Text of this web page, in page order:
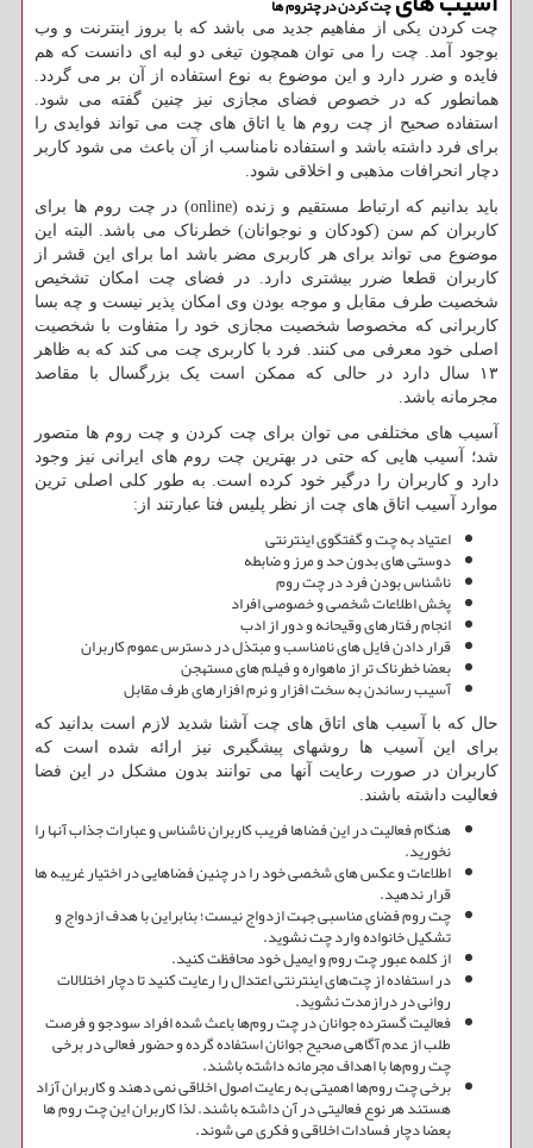
چت کردن در چتروم ها
چت کردن یکی از مفاهیم جدید می باشد که با بروز اینترنت و وب
بوجود آمد. چت را می توان همچون تیغی دو لبه ای دانست که هم
فایده و ضرر دارد و این موضوع به نوع استفاده از آن بر می گردد.
همانطور که در خصوص فضای مجازی نیز چنین گفته می شود.
استفاده صحیح از چت روم ها یا اتاق های چت می تواند فوایدی را
برای فرد داشته باشد و استفاده نامناسب از آن باعث می شود کاربر
دچار انحرافات مذهبی و اخلاقی شود.
باید بدانیم که ارتباط مستقیم و زنده (online)
در چت روم ها برای
کاربران کم سن (کودکان و نوجوانان) خطرناک می باشد. البته این
موضوع می تواند برای هر کاربری مضر باشد اما برای این قشر از
کاربران قطعا ضرر بیشتری دارد. در فضای چت امکان تشخیص
شخصیت طرف مقابل و موجه بودن وی امکان پذیر نیست و چه بسا
کاربرانی که مخصوصا شخصیت مجازی خود را متفاوت با شخصیت
اصلی خود معرفی می کنند. فرد با کاربری چت می کند که به ظاهر
۱۳ سال دارد در حالی که ممکن است یک بزرگسال با مقاصد
مجرمانه باشد.
آسیب های مختلفی می توان برای چت کردن و چت روم ها متصور
شد؛ آسیب هایی که حتی در بهترین چت روم های ایرانی نیز وجود
دارد و کاربران را درگیر خود کرده است. به طور کلی اصلی ترین
موارد آسیب اتاق های چت از نظر پلیس فتا عبارتند از :
اعتیاد به چت و گفتگوی اینترنتی
دوستی های بدون حد و مرز و ضابطه
ناشناس بودن فرد در چت روم
پخش اطلاعات شخصی و خصوصی افراد
انجام رفتارهای وقیحانه و دور از ادب
قرار دادن فایل های نامناسب و مبتذل در دسترس عموم کاربران
بعضا خطرناک تر از ماهواره و فیلم های مستهجن
آسیب رساندن به سخت افزار و نرم افزارهای طرف مقابل
حال که با آسیب های اتاق های چت آشنا شدید لازم است بدانید که
برای این آسیب ها روشهای پیشگیری نیز ارائه شده است که
کاربران در صورت رعایت آنها می توانند بدون مشکل در این فضا
فعالیت داشته باشند.
هنگام فعالیت در این فضاها فریب کاربران ناشناس و عبارات جذاب آنها را
نخورید.
اطلاعات و عکس های شخصی خود را در چنین فضاهایی در اختیار غریبه ها
قرار ندهید.
چت روم فضای مناسبی جهت ازدواج نیست؛ بنابراین با هدف ازدواج و
تشکیل خانواده وارد چت نشوید.
از کلمه عبور چت روم و ایمیل خود محافظت کنید.
در استفاده از چت‌های اینترنتی اعتدال را رعایت کنید تا دچار اختلالات
روانی در درازمدت نشوید.
فعالیت گسترده جوانان در چت روم‌ها باعث شده افراد سودجو و فرصت
طلب از عدم آگاهی صحیح جوانان استفاده گرده و حضور فعالی در برخی
چت روم‌ها با اهداف مجرمانه داشته باشند.
برخی چت روم‌ها اهمیتی به رعایت اصول اخلاقی نمی دهند و کاربران آزاد
هستند هر نوع فعالیتی در آن داشته باشند. لذا کاربران این چت روم ها
بعضا دچار فسادات اخلاقی و فکری می شوند.